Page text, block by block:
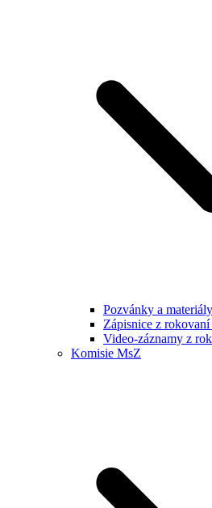
Pozvánky a
Zápisnice z
Video-záznamy z
Komisie MsZ